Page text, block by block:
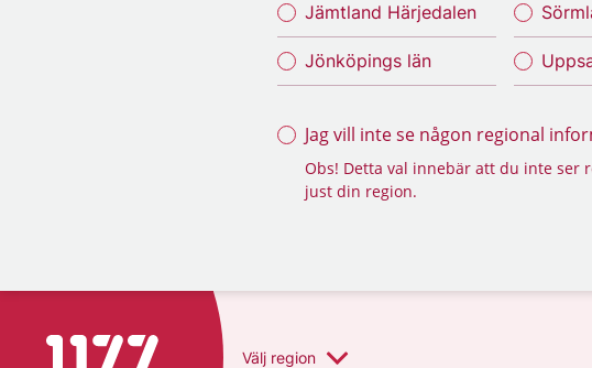
Jämtland Härjedalen
Jönköpings län
Jag vill inte se någon regional
Obs! Detta val innebär att du inte ser
just din region.
Till startsidan för 1177 Välj region